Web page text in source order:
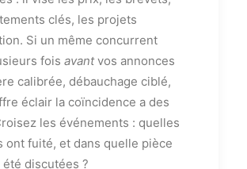
clés, les projets
Si un même concurrent
fois avantvos annonces
calibrée, débauchage ciblé,
éclair la coïncidence a des
les événements : quelles
ont fuité, et dans quelle pièce
discutées ?